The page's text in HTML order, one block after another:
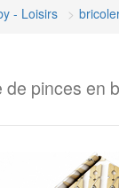
- Loisirs
de pinces en